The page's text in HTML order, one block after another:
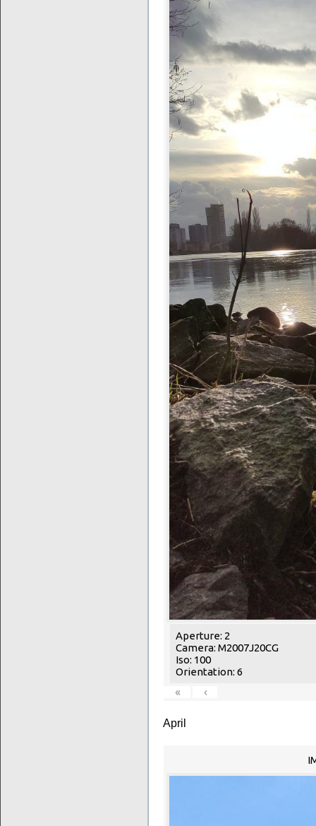
Aperture: 2
Camera: M2007J20CG
Iso: 100
Orientation: 6
«
‹
April